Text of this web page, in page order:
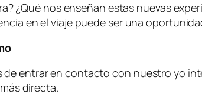
¿Qué nos enseñan estas nuevas
en el viaje puede ser una
de entrar en contacto con nuestro yo
directa.